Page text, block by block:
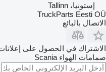
إستونيا، Tallinn
TruckParts Eesti OÜ
الاتصال بالبائع
الاشتراك في الحصول على
صمامات الهواء Scania